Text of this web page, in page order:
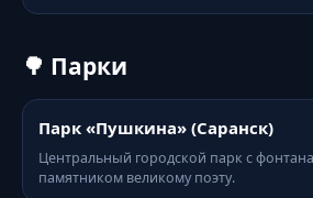
🌳 Парки
Парк «Пушкина» (Саранск)
Центральный городской парк с
памятником великому поэту.